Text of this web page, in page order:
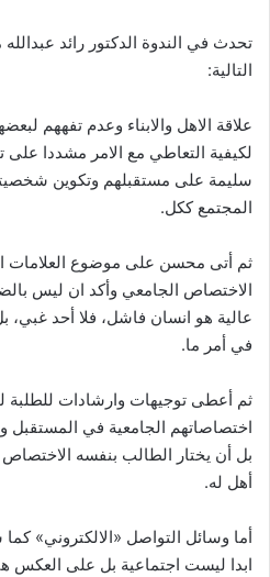
تحدث في الندوة الدكتور رائد
التالية:
علاقة الاهل والابناء وعدم تفههم
لكيفية التعاطي مع الامر مشددا على
سليمة على مستقبلهم وتكوين
المجتمع ككل.
ثم أتى محسن على موضوع العلامات
الاختصاص الجامعي وأكد ان ليس
عالية هو انسان فاشل، فلا أحد غبي،
في أمر ما.
ثم أعطى توجيهات وارشادات للطلبة
اختصاصاتهم الجامعية في المستقبل
بل أن يختار الطالب بنفسه
أهل له.
أما وسائل التواصل «الالكتروني»
ابدا ليست اجتماعية بل على العكس